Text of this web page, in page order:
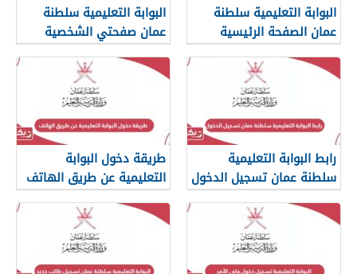
البوابة التعليمية سلطنة
عمان الصفحة الرئيسية
البوابة التعليمية سلطنة
عمان صفحتي الشخصية
تسجيل الدخول
رابط البوابة التعليمية
سلطنة عمان تسجيل الدخول
moe.gov.om
طريقة دخول البوابة
التعليمية عن طريق الهاتف